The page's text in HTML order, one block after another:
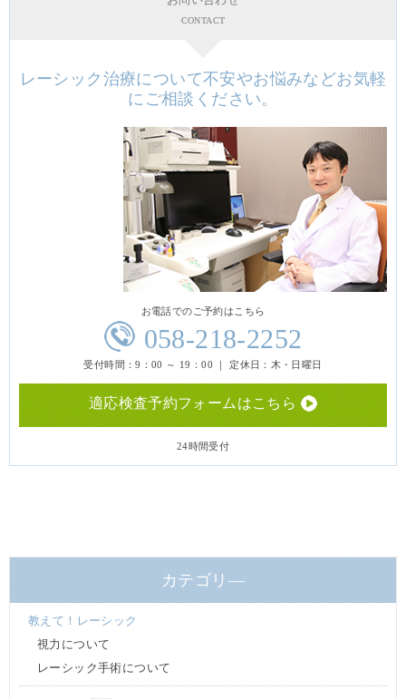
CONTACT
レーシック治療について不安やお悩みなどお気軽
にご相談ください。
お電話でのご予約はこちら
058-218-2252
受付時間：9：00 ～ 19：00 ｜ 定休日：木・日曜日
適応検査予約フォームはこちら
24時間受付
カテゴリ―
教えて！レーシック
視力について
レーシック手術について